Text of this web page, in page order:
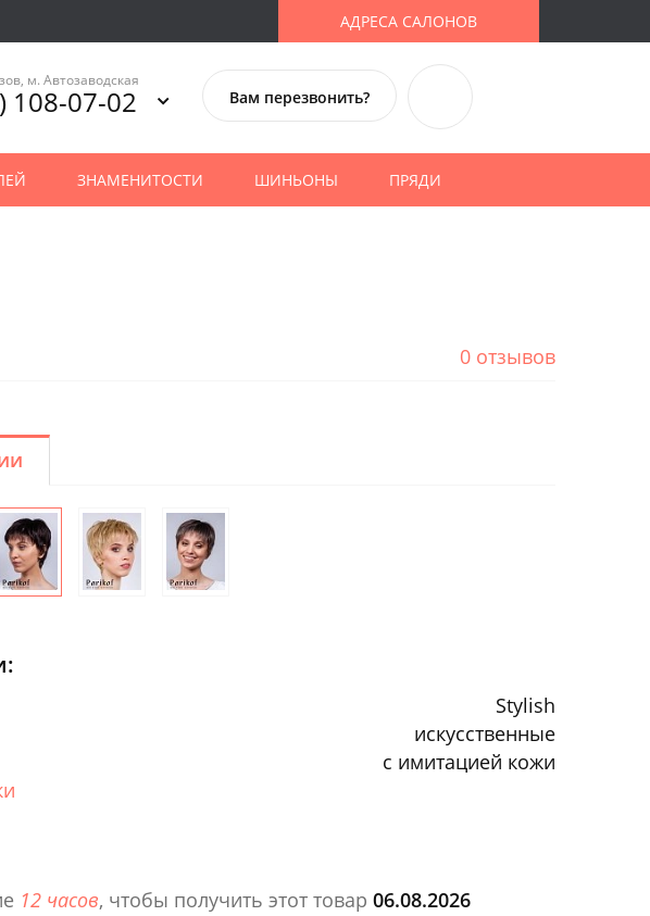
АДРЕСА САЛОНОВ
м. Автозаводская
108-07-02 Вам перезвонить?
ЗНАМЕНИТОСТИ ШИНЬОНЫ ПРЯДИ
0 отзывов
Stylish
искусственные
с имитацией кожи
12 часов, чтобы получить этот товар 06.08.2026